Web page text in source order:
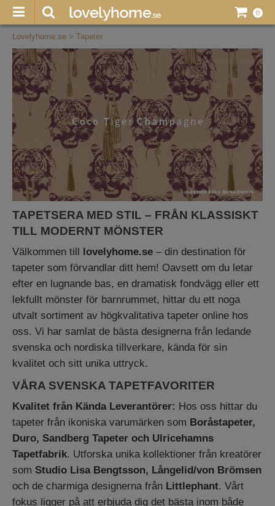
0
Lovelyhome.se > Tapeter
TAPETSERA MED STIL – FRÅN KLASSISKT
TILL MODERNT MÖNSTER
Välkommen till lovelyhome.se – din destination för
tapeter som förvandlar ditt hem! Oavsett om du letar
efter en lugnande bas, en dramatisk fondvägg eller ett
lekfullt mönster för barnrummet, hittar du ett noga
utvalt sortiment av högkvalitativa tapeter online hos
oss. Vi har samlat de bästa designerna från ledande
svenska och nordiska tillverkare, kända för sin
kvalitet och sitt unika uttryck.
VÅRA SVENSKA TAPETFAVORITER
Kvalitet från Kända Leverantörer: Hos oss hittar du
tapeter från ikoniska varumärken som Boråstapeter,
Duro, Sandberg Tapeter och Ulricehamns
Tapetfabrik. Utforska unika kollektioner från kreatörer
som Studio Lisa Bengtsson, Långelid/von Brömsen
och de charmiga designerna från Littlephant. Vårt
fokus ligger på att erbjuda dig det bästa inom både